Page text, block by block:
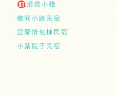
清境小棧
鄉間小路民宿
宜蘭情包棟民宿
小葉院子民宿